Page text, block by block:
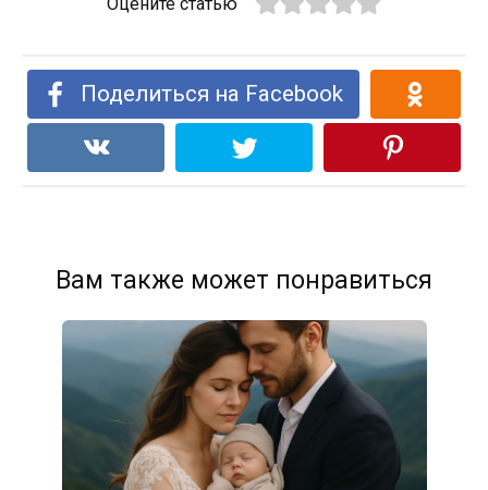
Оцените статью
Поделиться на Facebook
Вам также может понравиться